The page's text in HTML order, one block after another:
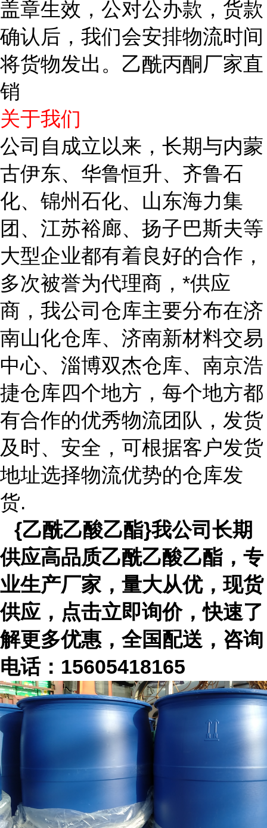
盖章生效，公对公办款，货款
确认后，我们会安排物流时间
将货物发出。乙酰丙酮厂家直
销
关于我们
公司自成立以来，长期与内蒙
古伊东、华鲁恒升、齐鲁石
化、锦州石化、山东海力集
团、江苏裕廊、扬子巴斯夫等
大型企业都有着良好的合作，
多次被誉为代理商，*供应
商，我公司仓库主要分布在济
南山化仓库、济南新材料交易
中心、淄博双杰仓库、南京浩
捷仓库四个地方，每个地方都
有合作的优秀物流团队，发货
及时、安全，可根据客户发货
地址选择物流优势的仓库发
货.
{乙酰乙酸乙酯}我公司长期
供应高品质乙酰乙酸乙酯，专
业生产厂家，量大从优，现货
供应，点击立即询价，快速了
解更多优惠，全国配送，咨询
电话： 15605418165